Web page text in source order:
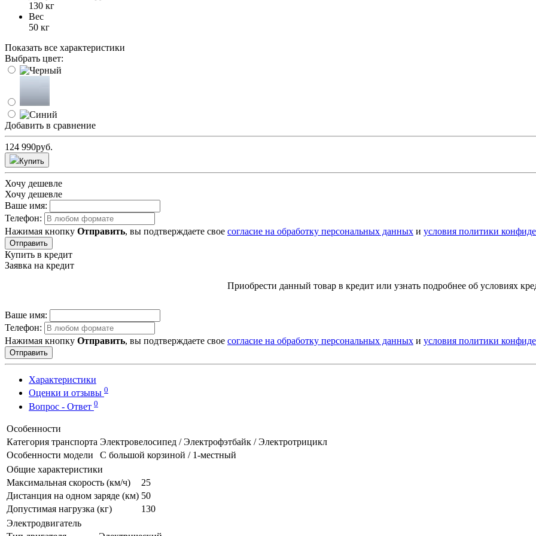
130 кг
Вес
50 кг
Показать все характеристики
Выбрать цвет:
Добавить в сравнение
124 990руб.
Купить
Хочу дешевле
Хочу дешевле
Ваше имя:
Телефон:
Нажимая кнопку Отправить, вы подтверждаете свое согласие на обработку персональных данных и условия политики
Отправить
Купить в кредит
Заявка на кредит
Приобрести данный товар в кредит или узнать подробнее об условиях
Ваше имя:
Телефон:
Нажимая кнопку Отправить, вы подтверждаете свое согласие на обработку персональных данных и условия политики
Отправить
Характеристики
Оценки и отзывы 0
Вопрос - Ответ 0
Особенности
Категория транспорта Электровелосипед / Электрофэтбайк / Электротрицикл
Особенности модели
С большой корзиной / 1-местный
Общие характеристики
Максимальная скорость (км/ч)
25
Дистанция на одном заряде (км) 50
Допустимая нагрузка (кг)
130
Электродвигатель